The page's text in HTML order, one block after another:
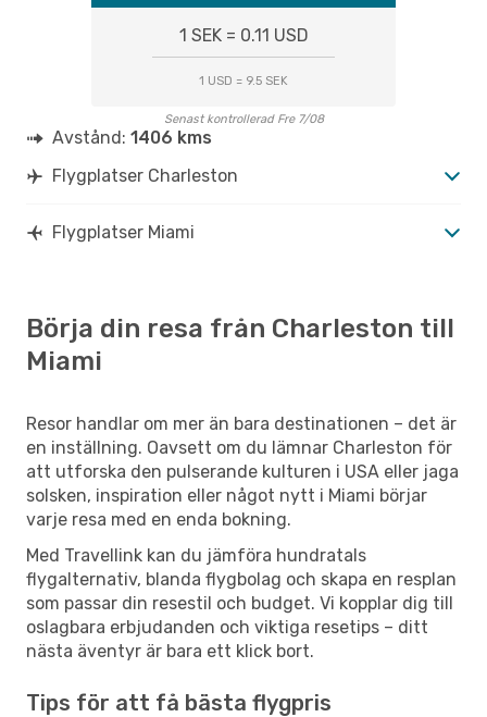
1 SEK = 0.11 USD
1 USD = 9.5 SEK
Senast kontrollerad Fre 7/08
Avstånd: 1406 kms
Flygplatser Charleston
Flygplatser Miami
Börja din resa från Charleston till
Miami
Resor handlar om mer än bara destinationen – det är
en inställning. Oavsett om du lämnar Charleston för
att utforska den pulserande kulturen i USA eller jaga
solsken, inspiration eller något nytt i Miami börjar
varje resa med en enda bokning.
Med Travellink kan du jämföra hundratals
flygalternativ, blanda flygbolag och skapa en resplan
som passar din resestil och budget. Vi kopplar dig till
oslagbara erbjudanden och viktiga resetips – ditt
nästa äventyr är bara ett klick bort.
Tips för att få bästa flygpris